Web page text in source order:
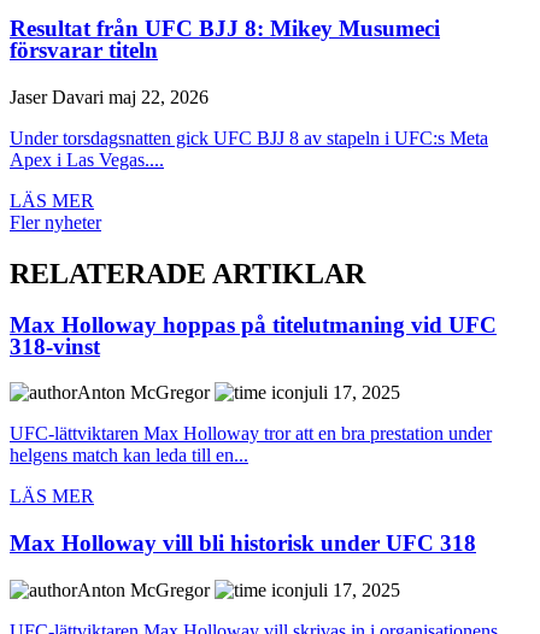
Resultat från UFC BJJ 8: Mikey Musumeci
försvarar titeln
Jaser Davari maj 22, 2026
Under torsdagsnatten gick UFC BJJ 8 av stapeln i UFC:s Meta
Apex i Las Vegas....
LÄS MER
Fler nyheter
RELATERADE ARTIKLAR
Max Holloway hoppas på titelutmaning vid UFC
318-vinst
Anton McGregor
juli 17, 2025
UFC-lättviktaren Max Holloway tror att en bra prestation under
helgens match kan leda till en...
LÄS MER
Max Holloway vill bli historisk under UFC 318
Anton McGregor
juli 17, 2025